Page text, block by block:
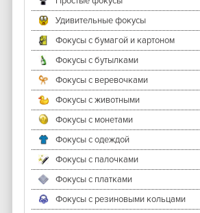
Удивительные фокусы
Фокусы с бумагой и картоном
Фокусы с бутылками
Фокусы с веревочками
Фокусы с животными
Фокусы с монетами
Фокусы с одеждой
Фокусы с палочками
Фокусы с платками
Фокусы с резиновыми кольцами